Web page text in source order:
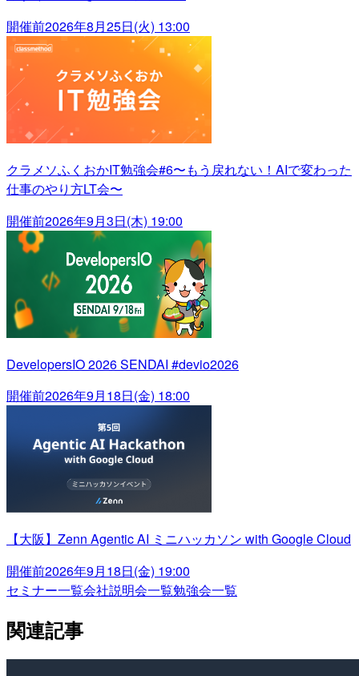
開催前2026年8月25日(火) 13:00
クラメソふくおかIT勉強会#6〜もう戻れない！AIで変わった
仕事のやり方LT会〜
開催前2026年9月3日(木) 19:00
DevelopersIO 2026 SENDAI #devio2026
開催前2026年9月18日(金) 18:00
【大阪】Zenn Agentic AI ミニハッカソン with Google Cloud
開催前2026年9月18日(金) 19:00
セミナー一覧会社説明会一覧勉強会一覧
関連記事